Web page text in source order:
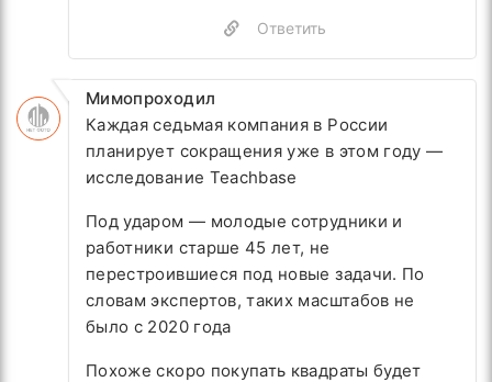
Ответить
Мимопроходил
Каждая седьмая компания в России
планирует сокращения уже в этом году —
исследование Teachbase
Под ударом — молодые сотрудники и
работники старше 45 лет, не
перестроившиеся под новые задачи. По
словам экспертов, таких масштабов не
было с 2020 года
Похоже скоро покупать квадраты будет